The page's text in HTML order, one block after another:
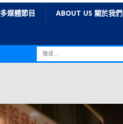
多媒體節目 ABOUT US 關於我們